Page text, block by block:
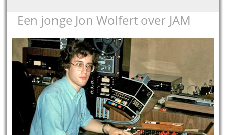
Een jonge Jon Wolfert over JAM